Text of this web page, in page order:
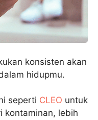
konsisten akan
hidupmu.
seperti CLEO untuk
kontaminan, lebih